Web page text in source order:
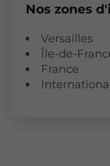
Nos zones
Versailles
Île-de-
France